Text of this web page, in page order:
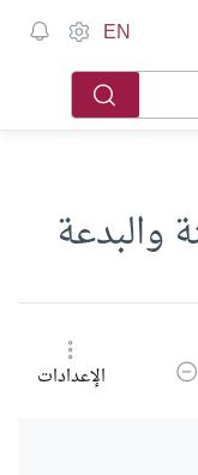
EN
والبدعة
تقليل حجم الخطالإعدادات